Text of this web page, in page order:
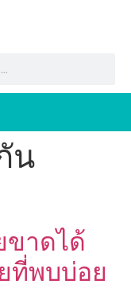
น
ขาดได้
ที่พบบ่อย